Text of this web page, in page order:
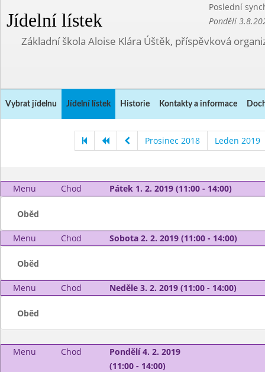
Jídelní lístek
Poslední
Pondělí
Základní škola Aloise Klára Úštěk, příspěvková
Vybrat jídelnu Jídelní lístek Historie Kontakty a informace
Prosinec 2018 Leden 2019
Menu Chod Pátek 1. 2. 2019 (11:00 - 14:00)
Oběd
Menu Chod Sobota 2. 2. 2019 (11:00 - 14:00)
Oběd
Menu Chod Neděle 3. 2. 2019 (11:00 - 14:00)
Oběd
Menu Chod
Pondělí 4. 2. 2019
(11:00 - 14:00)